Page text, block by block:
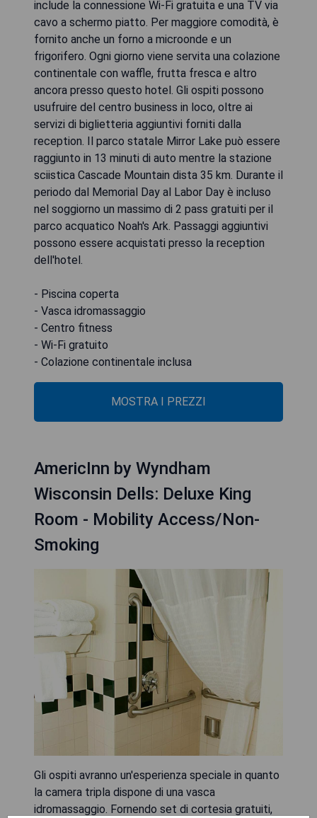
include la connessione Wi-Fi gratuita e una TV via
cavo a schermo piatto. Per maggiore comodità, è
fornito anche un forno a microonde e un
frigorifero. Ogni giorno viene servita una colazione
continentale con waffle, frutta fresca e altro
ancora presso questo hotel. Gli ospiti possono
usufruire del centro business in loco, oltre ai
servizi di biglietteria aggiuntivi forniti dalla
reception. Il parco statale Mirror Lake può essere
raggiunto in 13 minuti di auto mentre la stazione
sciistica Cascade Mountain dista 35 km. Durante il
periodo dal Memorial Day al Labor Day è incluso
nel soggiorno un massimo di 2 pass gratuiti per il
parco acquatico Noah's Ark. Passaggi aggiuntivi
possono essere acquistati presso la reception
dell'hotel.
- Piscina coperta
- Vasca idromassaggio
- Centro fitness
- Wi-Fi gratuito
- Colazione continentale inclusa
MOSTRA I PREZZI
AmericInn by Wyndham
Wisconsin Dells: Deluxe King
Room - Mobility Access/Non-
Smoking
Gli ospiti avranno un'esperienza speciale in quanto
la camera tripla dispone di una vasca
idromassaggio. Fornendo set di cortesia gratuiti,